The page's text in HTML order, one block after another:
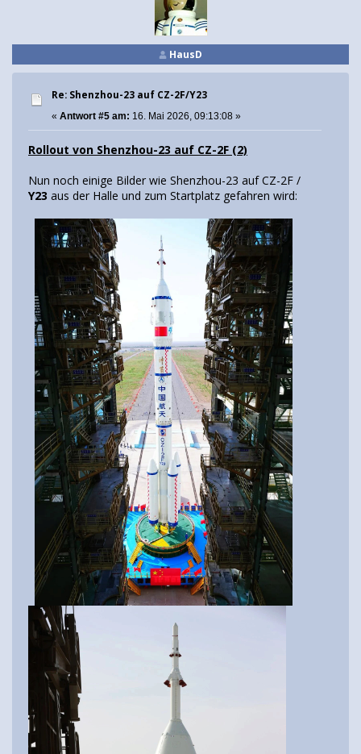
HausD
Re: Shenzhou-23 auf CZ-2F/Y23
« Antwort #5 am: 16. Mai 2026, 09:13:08 »
Rollout von Shenzhou-23 auf CZ-2F (2)
Nun noch einige Bilder wie Shenzhou-23 auf CZ-2F /
Y23 aus der Halle und zum Startplatz gefahren wird: